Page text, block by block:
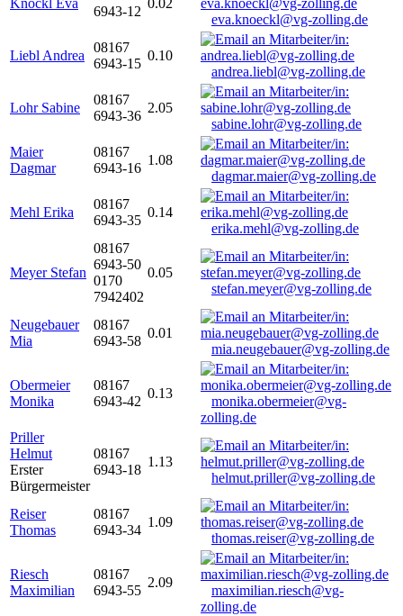
Knöckl Eva
6943-12
0.02
eva.knoeckl@vg-zolling.de
Liebl Andrea
08167
6943-15
0.10
andrea.liebl@vg-zolling.de
Lohr Sabine
08167
6943-36
2.05
sabine.lohr@vg-zolling.de
Maier
Dagmar
08167
6943-16
1.08
dagmar.maier@vg-zolling.de
Mehl Erika
08167
6943-35
0.14
erika.mehl@vg-zolling.de
Meyer Stefan
08167
6943-50
0170
7942402
0.05
stefan.meyer@vg-zolling.de
Neugebauer
Mia
08167
6943-58
0.01
mia.neugebauer@vg-zolling.de
Obermeier
Monika
08167
6943-42
0.13
monika.obermeier@vg-
zolling.de
Priller
Helmut
Erster
Bürgermeister
08167
6943-18
1.13
helmut.priller@vg-zolling.de
Reiser
Thomas
08167
6943-34
1.09
thomas.reiser@vg-zolling.de
Riesch
Maximilian
08167
6943-55
2.09
maximilian.riesch@vg-
zolling.de